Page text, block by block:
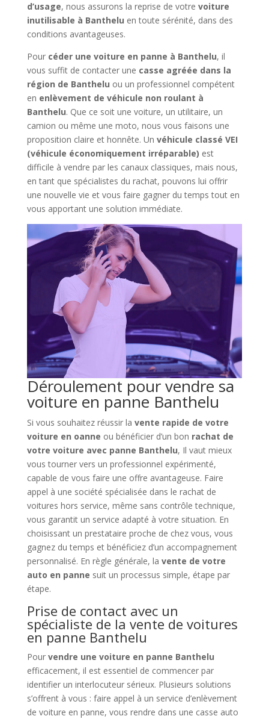
d’usage, nous assurons la reprise de votre voiture
inutilisable à Banthelu en toute sérénité, dans des
conditions avantageuses.
Pour céder une voiture en panne à Banthelu, il
vous suffit de contacter une casse agréée dans la
région de Banthelu ou un professionnel compétent
en enlèvement de véhicule non roulant à
Banthelu. Que ce soit une voiture, un utilitaire, un
camion ou même une moto, nous vous faisons une
proposition claire et honnête. Un véhicule classé VEI
(véhicule économiquement irréparable) est
difficile à vendre par les canaux classiques, mais nous,
en tant que spécialistes du rachat, pouvons lui offrir
une nouvelle vie et vous faire gagner du temps tout en
vous apportant une solution immédiate.
Déroulement pour vendre sa
voiture en panne Banthelu
Si vous souhaitez réussir la vente rapide de votre
voiture en oanne ou bénéficier d’un bon rachat de
votre voiture avec panne Banthelu, Il vaut mieux
vous tourner vers un professionnel expérimenté,
capable de vous faire une offre avantageuse. Faire
appel à une société spécialisée dans le rachat de
voitures hors service, même sans contrôle technique,
vous garantit un service adapté à votre situation. En
choisissant un prestataire proche de chez vous, vous
gagnez du temps et bénéficiez d’un accompagnement
personnalisé. En règle générale, la vente de votre
auto en panne suit un processus simple, étape par
étape.
Prise de contact avec un
spécialiste de la vente de voitures
en panne Banthelu
Pour vendre une voiture en panne Banthelu
efficacement, il est essentiel de commencer par
identifier un interlocuteur sérieux. Plusieurs solutions
s’offrent à vous : faire appel à un service d’enlèvement
de voiture en panne, vous rendre dans une casse auto